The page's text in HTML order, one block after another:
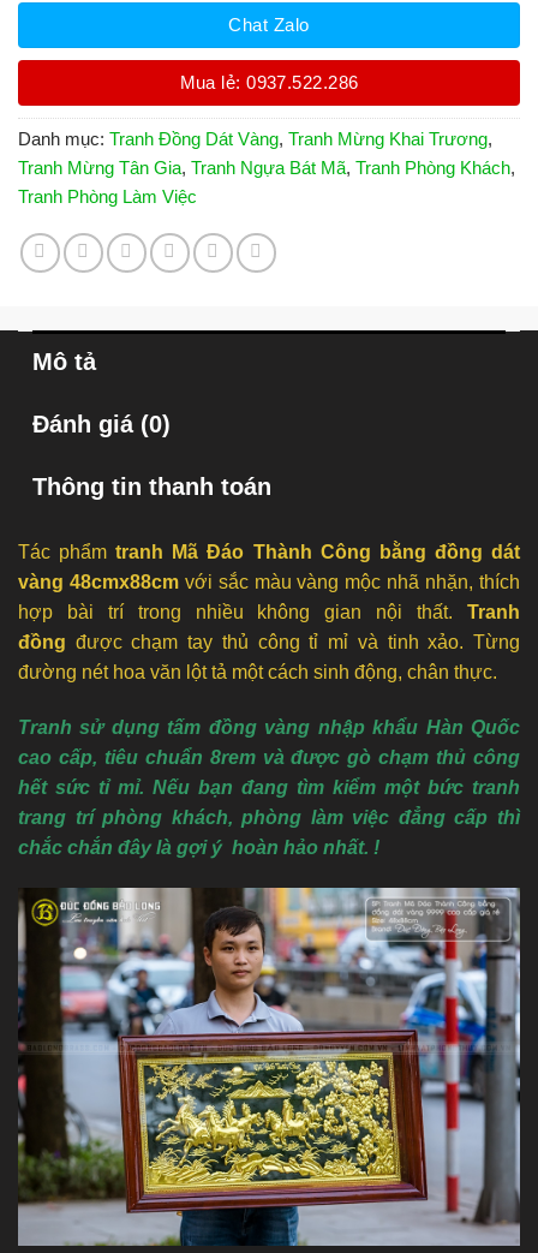
Chat Zalo
Mua lẻ: 0937.522.286
Danh mục: Tranh Đồng Dát Vàng, Tranh Mừng Khai Trương,
Tranh Mừng Tân Gia, Tranh Ngựa Bát Mã, Tranh Phòng Khách,
Tranh Phòng Làm Việc
Mô tả
Đánh giá (0)
Thông tin thanh toán
Tác phẩmtranh Mã Đáo Thành Công bằng đồng dát
vàng 48cmx88cm với sắc màu vàng mộc nhã nhặn, thích
hợp bài trí trong nhiều không gian nội thất. Tranh
đồng được chạm tay thủ công tỉ mỉ và tinh xảo. Từng
đường nét hoa văn lột tả một cách sinh động, chân thực.
Tranh sử dụng tấm đồng vàng nhập khẩu Hàn Quốc
cao cấp, tiêu chuẩn 8rem và được gò chạm thủ công
hết sức tỉ mỉ. Nếu bạn đang tìm kiểm một bức tranh
trang trí phòng khách, phòng làm việc đẳng cấp thì
chắc chắn đây là gợi ý hoàn hảo nhất. !